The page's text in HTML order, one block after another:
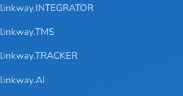
linkway.INTEGRATOR
linkway.TMS
linkway.TRACKER
linkway.AI